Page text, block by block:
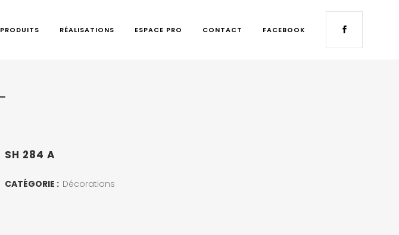
PRODUITS RÉALISATIONS ESPACE PRO CONTACT FACEBOOK
SH 284 A
CATÉGORIE : Décorations